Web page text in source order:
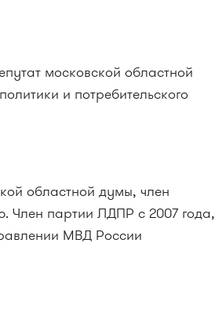
московской областной
и потребительского
областной думы, член
Член партии ЛДПР с 2007 года,
МВД России